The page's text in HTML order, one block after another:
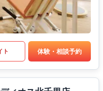
ト 体験・相談予約